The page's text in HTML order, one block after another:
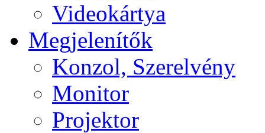
Videokártya
Megjelenítők
Konzol, Szerelvény
Monitor
Projektor